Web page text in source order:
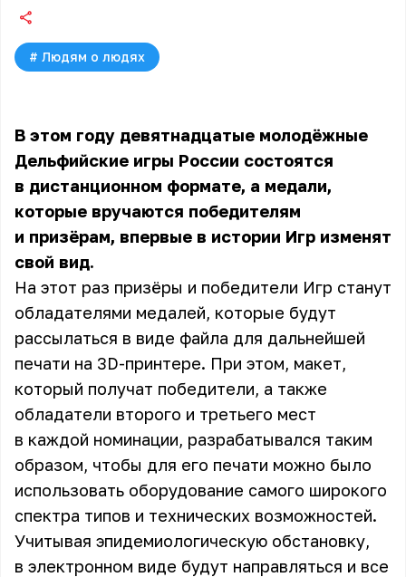
# Людям о людях
В этом году девятнадцатые молодёжные
Дельфийские игры России состоятся
в дистанционном формате, а медали,
которые вручаются победителям
и призёрам, впервые в истории Игр изменят
свой вид.
На этот раз призёры и победители Игр станут
обладателями медалей, которые будут
рассылаться в виде файла для дальнейшей
печати на 3D-принтере. При этом, макет,
который получат победители, а также
обладатели второго и третьего мест
в каждой номинации, разрабатывался таким
образом, чтобы для его печати можно было
использовать оборудование самого широкого
спектра типов и технических возможностей.
Учитывая эпидемиологическую обстановку,
в электронном виде будут направляться и все